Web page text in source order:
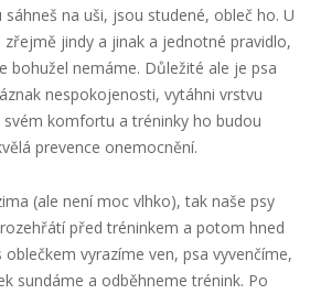
na uši, jsou studené, obleč ho. U
jindy a jinak a jednotné pravidlo,
bohužel nemáme. Důležité ale je psa
nespokojenosti, vytáhni vrstvu
svém komfortu a tréninky ho budou
prevence onemocnění.
(ale není moc vlhko), tak naše psy
před tréninkem a potom hned
oblečkem vyrazíme ven, psa vyvenčíme,
sundáme a odběhneme trénink. Po